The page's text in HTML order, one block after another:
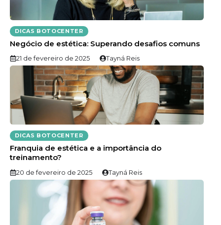
DICAS BOTOCENTER
Negócio de estética: Superando desafios comuns
21 de fevereiro de 2025 Tayná Reis
DICAS BOTOCENTER
Franquia de estética e a importância do
treinamento?
20 de fevereiro de 2025 Tayná Reis